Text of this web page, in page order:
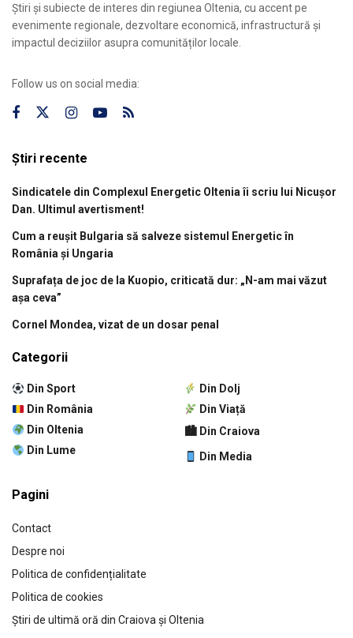
Știri și subiecte de interes din regiunea Oltenia, cu accent pe
evenimente regionale, dezvoltare economică, infrastructură și
impactul deciziilor asupra comunităților locale.
Follow us on social media:
Știri recente
Sindicatele din Complexul Energetic Oltenia îi scriu lui Nicușor
Dan. Ultimul avertisment!
Cum a reușit Bulgaria să salveze sistemul Energetic în
România și Ungaria
Suprafața de joc de la Kuopio, criticată dur: „N-am mai văzut
așa ceva”
Cornel Mondea, vizat de un dosar penal
Categorii
Din Sport
Din România
Din Oltenia
Din Lume
Din Dolj
Din Viață
🏙 Din Craiova
Din Media
Pagini
Contact
Despre noi
Politica de confidențialitate
Politica de cookies
Știri de ultimă oră din Craiova și Oltenia